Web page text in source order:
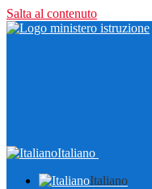
Salta al contenuto
Italiano
Italiano